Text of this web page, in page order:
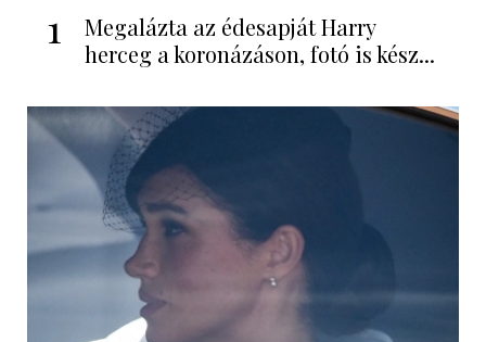
1
Megalázta az édesapját Harry
herceg a koronázáson, fotó is kész...